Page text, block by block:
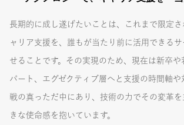
長期的に成し遂げたいことは、これまで限定
ャリア支援を、誰もが当たり前に活用できるサ
せることです。その実現のため、現在は新卒や
パート、エグゼクティブ層へと支援の時間軸や
戦の真っただ中にあり、技術の力でその変革
きな使命感を抱いています。